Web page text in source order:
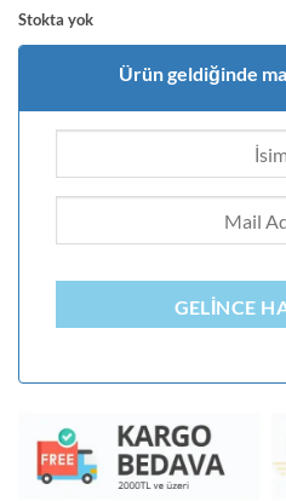
Stokta yok
Ürün geldiğinde
GELINCE